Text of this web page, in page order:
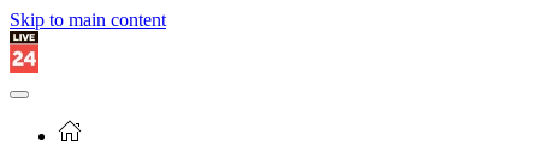
Skip to main content